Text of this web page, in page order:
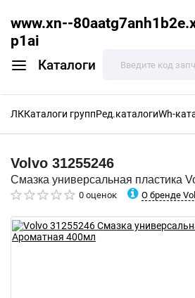
www.xn--
p1ai
Каталоги
ЛККаталоги группРед.каталогиWh-
Volvo 31255246
Смазка универсальная пластика
0 оценок О бренде